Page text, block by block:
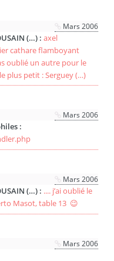
Mars 2006
(…) :axel
plus petit : Serguey (…)
Mars 2006
:
Mars 2006
(…) : .... j’ai oublié le
Masot, table 13 😉
Mars 2006